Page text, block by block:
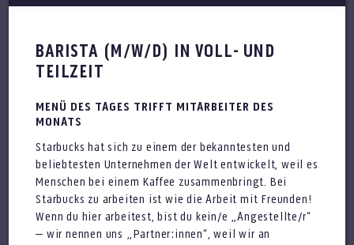
BARISTA (M/W/D) IN VOLL- UND
TEILZEIT
MENÜ DES TAGES TRIFFT MITARBEITER DES
MONATS
Starbucks hat sich zu einem der bekanntesten und
beliebtesten Unternehmen der Welt entwickelt, weil es
Menschen bei einem Kaffee zusammenbringt. Bei
Starbucks zu arbeiten ist wie die Arbeit mit Freunden!
Wenn du hier arbeitest, bist du kein/e „Angestellte/r“
– wir nennen uns „Partner:innen“, weil wir an
STORE MANAGEMENT VOLLZEIT TEILZEIT AUSHILFE
Store Manager (m/w/d)